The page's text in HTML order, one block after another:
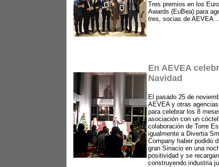
Tres premios en los
Awards (EuBea) para
tres, socias de
En AEVEA
Navidad
El pasado 25 de
AEVEA y otras
para celebrar los 8
asociación con un
colaboración de Torre
igualmente a Divertia
Company haber podido
gran Sinacio en una
positividad y se
construyendo industria